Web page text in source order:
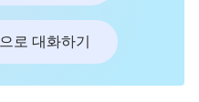
로 대화하기